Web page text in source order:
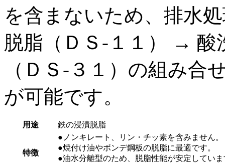
を含まないため、排水
脱脂（ＤＳ-１１） →
（ＤＳ-３１）の組み合
が可能です。
用途 鉄の浸漬脱脂
特徴
●ノンキレート、リン・チッ素を含みません。
●焼付け油やボンデ鋼板の脱脂に最適です。
●油水分離型のため、脱脂性能が安定してい